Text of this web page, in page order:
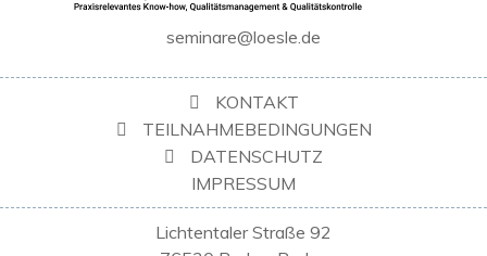
seminare@loesle.de
KONTAKT
TEILNAHMEBEDINGUNGEN
DATENSCHUTZ
IMPRESSUM
Lichtentaler Straße 92